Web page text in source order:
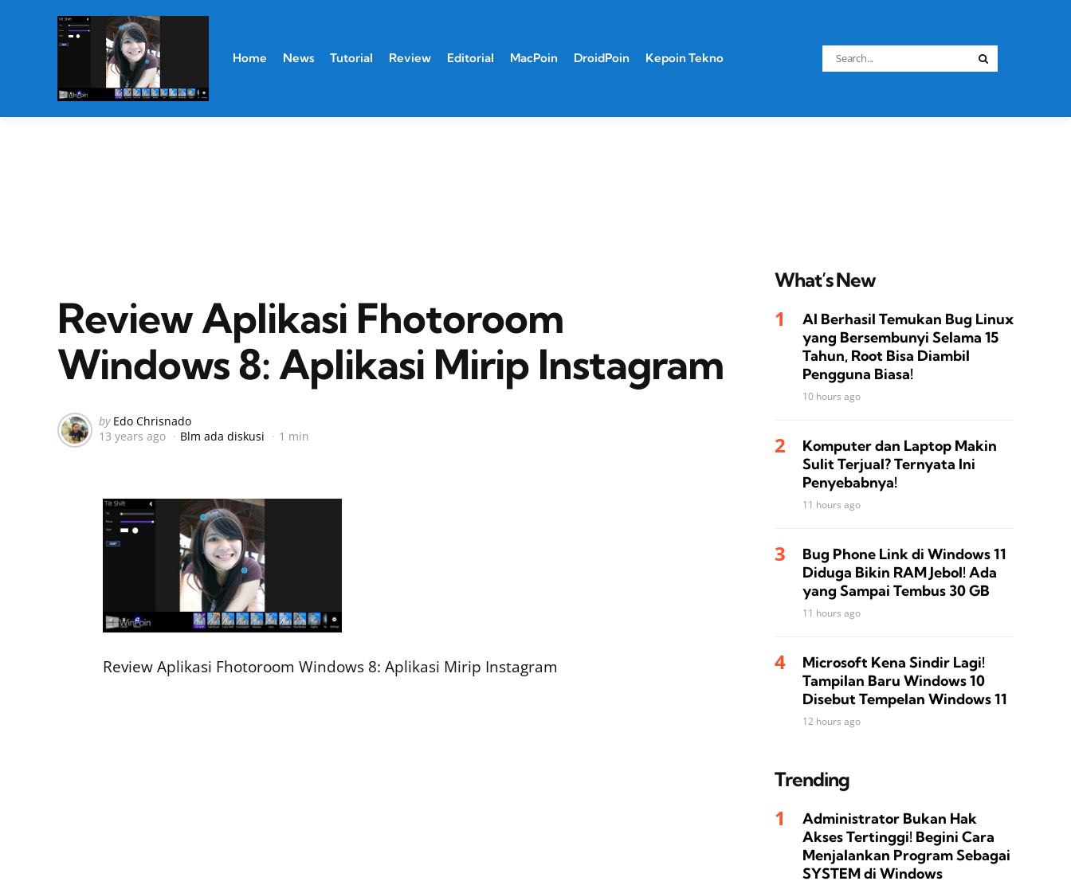
Home News Tutorial Review Editorial MacPoin DroidPoin Kepoin Tekno
Search
for:
Review Aplikasi Fhotoroom
Windows 8: Aplikasi Mirip Instagram
Posted
by
by Edo Chrisnado
13 years ago
Blm ada diskusi 1 min
Review Aplikasi Fhotoroom Windows 8: Aplikasi Mirip Instagram
What’s New
AI Berhasil Temukan Bug Linux
yang Bersembunyi Selama 15
Tahun, Root Bisa Diambil
Pengguna Biasa!
10 hours ago
Komputer dan Laptop Makin
Sulit Terjual? Ternyata Ini
Penyebabnya!
11 hours ago
Bug Phone Link di Windows 11
Diduga Bikin RAM Jebol! Ada
yang Sampai Tembus 30 GB
11 hours ago
Microsoft Kena Sindir Lagi!
Tampilan Baru Windows 10
Disebut Tempelan Windows 11
12 hours ago
Trending
Administrator Bukan Hak
Akses Tertinggi! Begini Cara
Menjalankan Program Sebagai
SYSTEM di Windows